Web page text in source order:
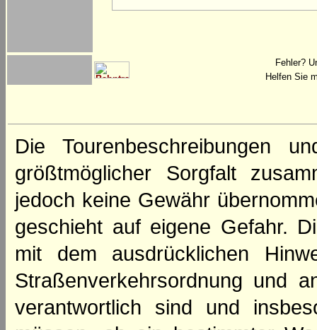
Fehler?
Helfen Sie
Die Tourenbeschreibungen
größtmöglicher Sorgfalt
jedoch keine Gewähr
geschieht auf eigene Gefahr.
mit dem ausdrücklichen
Straßenverkehrsordnung und
verantwortlich sind und